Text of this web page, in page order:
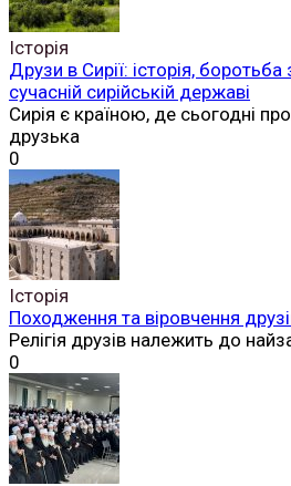
Історія
Друзи в Сирії: історія,
сучасній сирійській державі
Сирія є країною, де сьогодні
друзька
0
Історія
Походження та віровчення
Релігія друзів належить до
0